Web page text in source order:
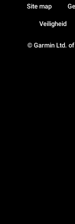
© Garmin Ltd.
Site map
Veiligheid